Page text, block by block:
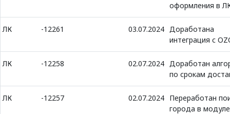
оформления в
ЛК -12261 03.07.2024 Доработана
интеграция с
ЛК -12258 02.07.2024 Доработан
по срокам
ЛК -12257 02.07.2024 Переработан
города в модуле